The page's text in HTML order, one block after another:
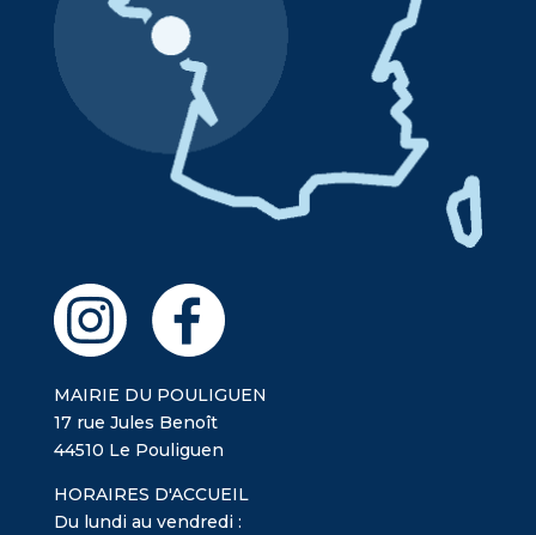
MAIRIE DU POULIGUEN
17 rue Jules Benoît
44510 Le Pouliguen
HORAIRES D'ACCUEIL
Du lundi au vendredi :